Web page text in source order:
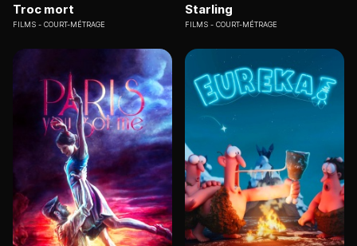
Troc mort
FILMS COURT-MÉTRAGE
Starling
FILMS COURT-MÉTRAGE